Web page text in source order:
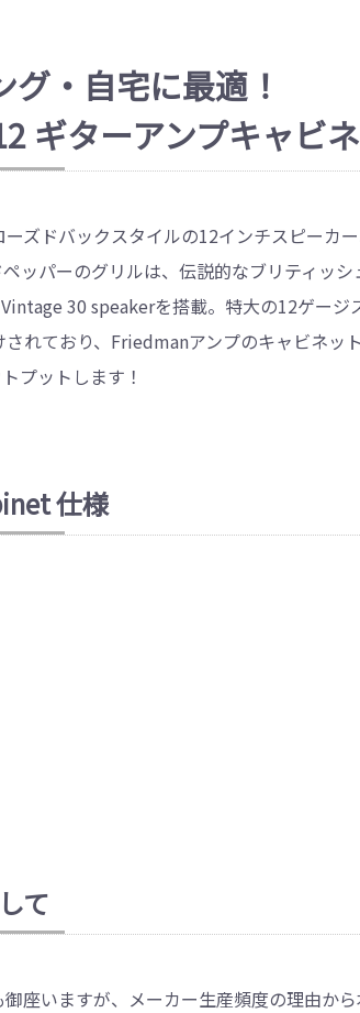
・自宅に最適！
ギターアンプキャビ
ズドバックスタイルの12インチスピーカ
ッパーのグリルは、伝説的なブリティッ
30 speakerを搭載。特大の12ゲージ
れており、Friedmanアンプのキャビネッ
プットします！
仕様
て
座いますが、メーカー生産頻度の理由か